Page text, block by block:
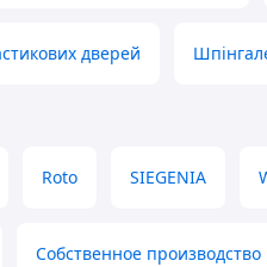
дверей
Roto SIEGENIA
Собственное производство